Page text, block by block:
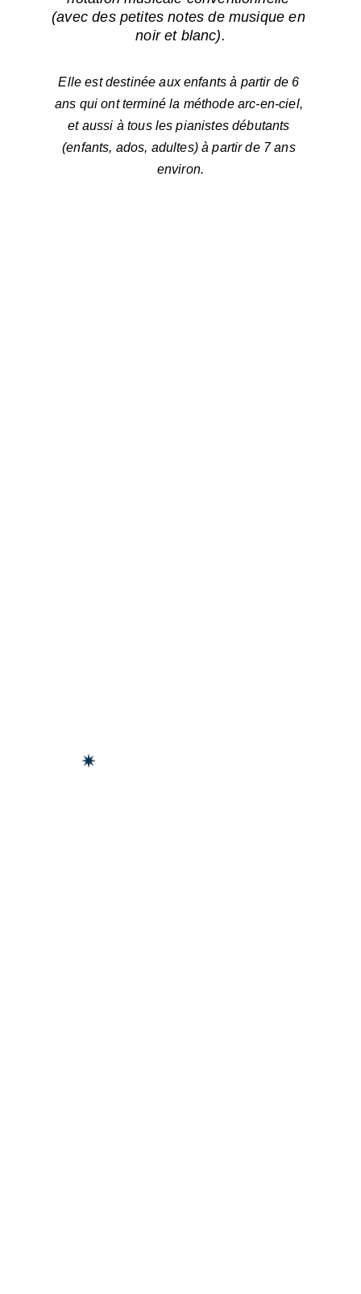
(avec des petites notes de musique en
noir et blanc).
Elle est destinée aux enfants à partir de 6
ans qui ont terminé la méthode arc-en-ciel,
et aussi à tous les pianistes débutants
(enfants, ados, adultes) à partir de 7 ans
environ.